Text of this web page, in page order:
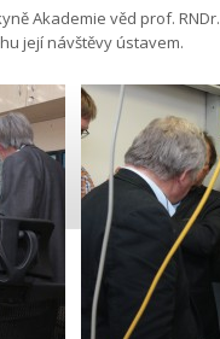
Akademie věd prof.
její návštěvy ústavem.